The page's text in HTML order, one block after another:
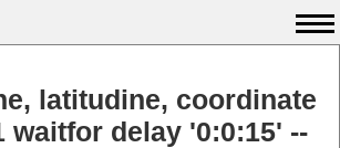
latitudine, coordinate
waitfor delay '0:0:15' --